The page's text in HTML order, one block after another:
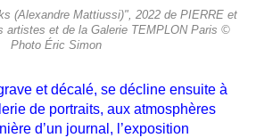
(Alexandre Mattiussi)", 2022 de PIERRE et
artistes et de la Galerie TEMPLON Paris ©
Photo Éric Simon
et décalé, se décline ensuite à
de portraits, aux atmosphères
d’un journal, l’exposition